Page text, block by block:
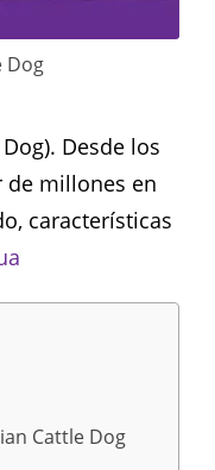
Dog
Desde los
de millones en
características
Cattle Dog